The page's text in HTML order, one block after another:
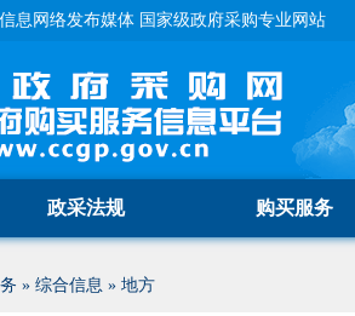
息网络发布媒体 国家级政府采购专业网站
政采法规 购买服务
» 综合信息 » 地方